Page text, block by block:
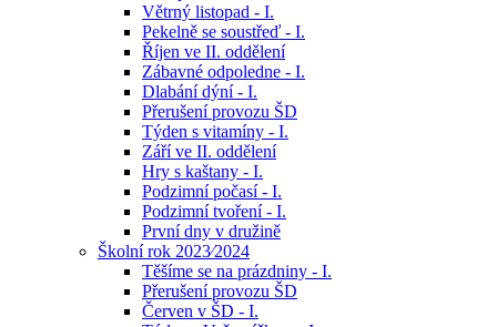
Větrný listopad - I.
Pekelně se soustřeď - I.
Říjen ve II. oddělení
Zábavné odpoledne - I.
Dlabání dýní - I.
Přerušení provozu ŠD
Týden s vitamíny - I.
Září ve II. oddělení
Hry s kaštany - I.
Podzimní počasí - I.
Podzimní tvoření - I.
První dny v družině
Školní rok 2023⁄2024
Těšíme se na prázdniny - I.
Přerušení provozu ŠD
Červen v ŠD - I.